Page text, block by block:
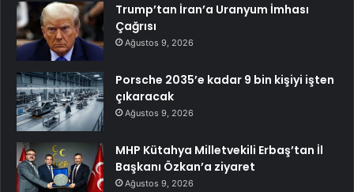
Trump’tan İran’a Uranyum İmhası
Çağrısı
Ağustos 9, 2026
Porsche 2035’e kadar 9 bin kişiyi işten
çıkaracak
Ağustos 9, 2026
MHP Kütahya Milletvekili Erbaş’tan İl
Başkanı Özkan’a ziyaret
Ağustos 9, 2026